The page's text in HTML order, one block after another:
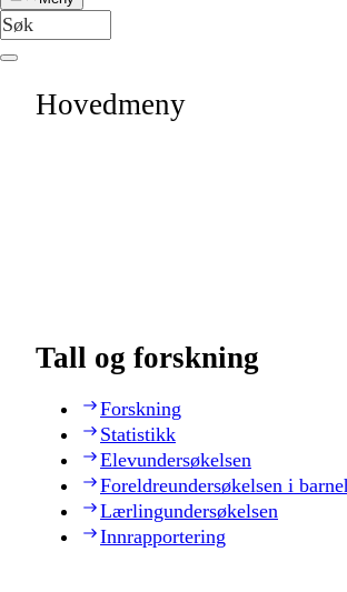
Hovedmeny
Tall og forskning
Forskning
Statistikk
Elevundersøkelsen
Foreldreundersøkelsen i
Lærlingundersøkelsen
Innrapportering